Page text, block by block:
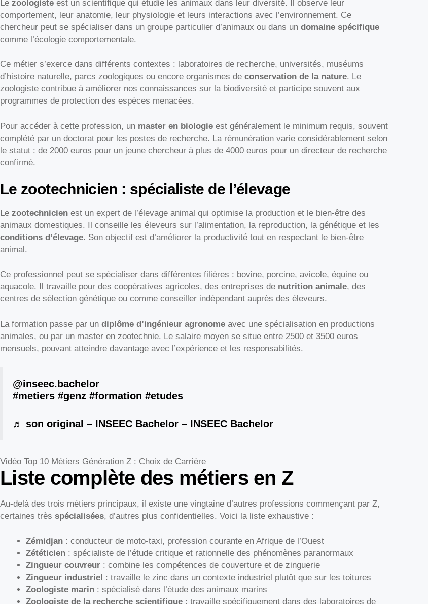
Le zoologiste est un scientifique qui étudie les animaux dans leur diversité. Il observe leur
comportement, leur anatomie, leur physiologie et leurs interactions avec l’environnement. Ce
chercheur peut se spécialiser dans un groupe particulier d’animaux ou dans un domaine spécifique
comme l’écologie comportementale.
Ce métier s’exerce dans différents contextes : laboratoires de recherche, universités, muséums
d’histoire naturelle, parcs zoologiques ou encore organismes de conservation de la nature. Le
zoologiste contribue à améliorer nos connaissances sur la biodiversité et participe souvent aux
programmes de protection des espèces menacées.
Pour accéder à cette profession, un master en biologie est généralement le minimum requis, souvent
complété par un doctorat pour les postes de recherche. La rémunération varie considérablement selon
le statut : de 2000 euros pour un jeune chercheur à plus de 4000 euros pour un directeur de recherche
confirmé.
Le zootechnicien : spécialiste de l’élevage
Le zootechnicien est un expert de l’élevage animal qui optimise la production et le bien-être des
animaux domestiques. Il conseille les éleveurs sur l’alimentation, la reproduction, la génétique et les
conditions d’élevage. Son objectif est d’améliorer la productivité tout en respectant le bien-être
animal.
Ce professionnel peut se spécialiser dans différentes filières : bovine, porcine, avicole, équine ou
aquacole. Il travaille pour des coopératives agricoles, des entreprises de nutrition animale, des
centres de sélection génétique ou comme conseiller indépendant auprès des éleveurs.
La formation passe par un diplôme d’ingénieur agronome avec une spécialisation en productions
animales, ou par un master en zootechnie. Le salaire moyen se situe entre 2500 et 3500 euros
mensuels, pouvant atteindre davantage avec l’expérience et les responsabilités.
@inseec.bachelor
#metiers #genz #formation #etudes
♬ son original – INSEEC Bachelor – INSEEC Bachelor
Vidéo Top 10 Métiers Génération Z : Choix de Carrière
Liste complète des métiers en Z
Au-delà des trois métiers principaux, il existe une vingtaine d’autres professions commençant par Z,
certaines très spécialisées, d’autres plus confidentielles. Voici la liste exhaustive :
Zémidjan: conducteur de moto-taxi, profession courante en Afrique de l’Ouest
Zététicien: spécialiste de l’étude critique et rationnelle des phénomènes paranormaux
Zingueur couvreur: combine les compétences de couverture et de zinguerie
Zingueur industriel : travaille le zinc dans un contexte industriel plutôt que sur les toitures
Zoologiste marin: spécialisé dans l’étude des animaux marins
Zoologiste de la recherche scientifique: travaille spécifiquement dans des laboratoires de